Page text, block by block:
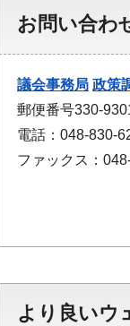
お問い合わ
議会事務局 政策
郵便番号330-
電話：048-830-
ファックス：
より良いウ